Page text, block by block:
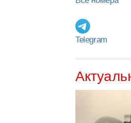
Telegram